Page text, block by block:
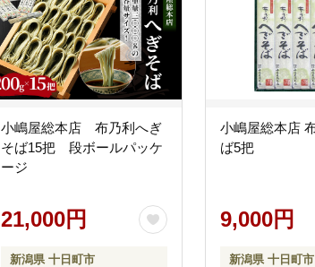
小嶋屋総本店 布乃利へぎ
そば15把 段ボールパッケ
ージ
21,000円
新潟県 十日町市
小嶋屋総本店 布乃利へぎそ
ば5把
9,000円
新潟県 十日町市